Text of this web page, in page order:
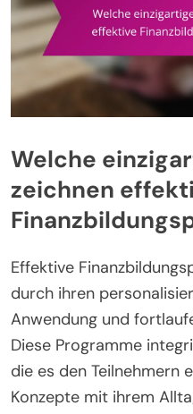
Welche
zeichnen
Effektive
durch ihren
Anwendung und
Diese Programme
die es den Teilnehmern
Konzepte mit ihrem